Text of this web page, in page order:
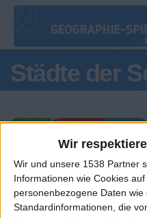
Wir
Wir und unsere 1538 Partner
Informationen wie Cookies
personenbezogene Daten
Standardinformationen, die
Städte der
Tagespodest
#1